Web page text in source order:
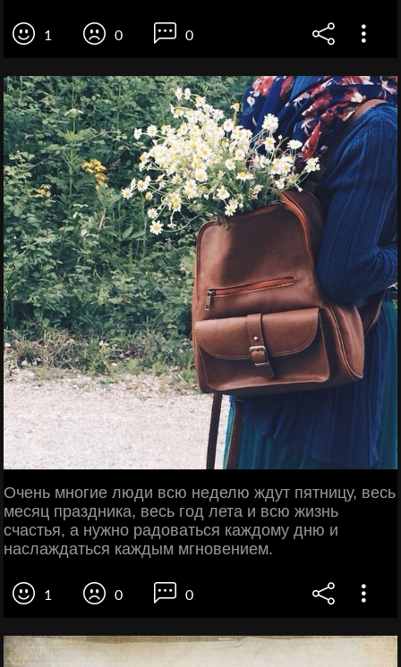
1 0 0
Очень многие люди всю неделю ждут пятницу, весь
месяц праздника, весь год лета и всю жизнь
счастья, а нужно радоваться каждому дню и
наслаждаться каждым мгновением.
1 0 0